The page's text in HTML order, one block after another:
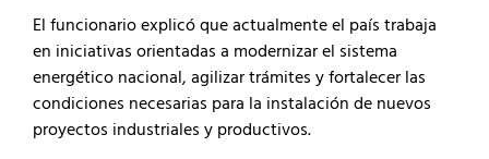
El funcionario explicó que actualmente el país trabaja
en iniciativas orientadas a modernizar el sistema
energético nacional, agilizar trámites y fortalecer las
condiciones necesarias para la instalación de nuevos
proyectos industriales y productivos.